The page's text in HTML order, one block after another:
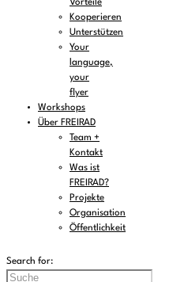
Vorteile
Kooperieren
Unterstützen
Your
language,
your
flyer
Workshops
Über FREIRAD
Team +
Kontakt
Was ist
FREIRAD?
Projekte
Organisation
Öffentlichkeit
Search for: